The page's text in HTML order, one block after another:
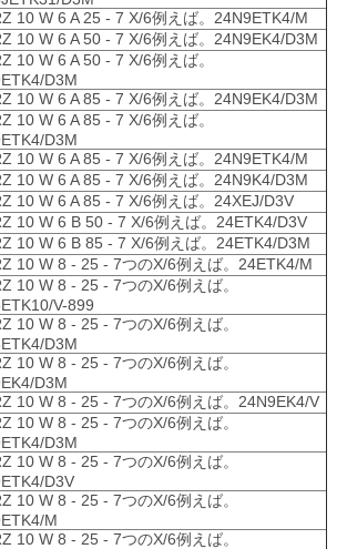
10 W 6 A 25 - 7 X/6例えば。24N9ETK4/M
10 W 6 A 50 - 7 X/6例えば。24N9EK4/D3M
10 W 6 A 50 - 7 X/6例えば。
D3M
10 W 6 A 85 - 7 X/6例えば。24N9EK4/D3M
10 W 6 A 85 - 7 X/6例えば。
D3M
10 W 6 A 85 - 7 X/6例えば。24N9ETK4/M
10 W 6 A 85 - 7 X/6例えば。24N9K4/D3M
10 W 6 A 85 - 7 X/6例えば。24XEJ/D3V
10 W 6 B 50 - 7 X/6例えば。24ETK4/D3V
10 W 6 B 85 - 7 X/6例えば。24ETK4/D3M
10 W 8 - 25 - 7つのX/6例えば。24ETK4/M
10 W 8 - 25 - 7つのX/6例えば。
V-899
10 W 8 - 25 - 7つのX/6例えば。
D3M
10 W 8 - 25 - 7つのX/6例えば。
D3M
10 W 8 - 25 - 7つのX/6例えば。24N9EK4/V
10 W 8 - 25 - 7つのX/6例えば。
D3M
10 W 8 - 25 - 7つのX/6例えば。
D3V
10 W 8 - 25 - 7つのX/6例えば。
M
10 W 8 - 25 - 7つのX/6例えば。